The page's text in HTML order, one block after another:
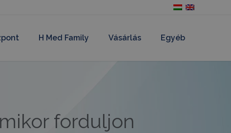
H Med Family Vásárlás Egyéb
forduljon